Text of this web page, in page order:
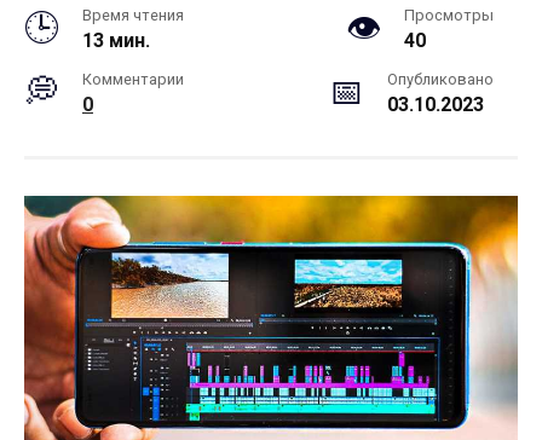
Время чтения
13 мин.
Просмотры
40
Комментарии
0
Опубликовано
03.10.2023